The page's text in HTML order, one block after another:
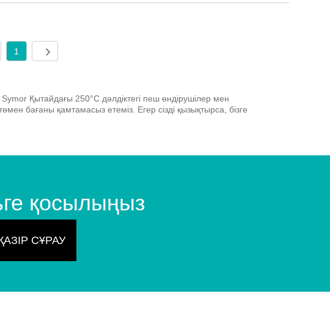
1
Қытайдағы 250°C дәлдіктегі пеш өндірушілер мен
бағаны қамтамасыз етеміз. Егер сізді қызықтырса, бізге
қосылыңыз